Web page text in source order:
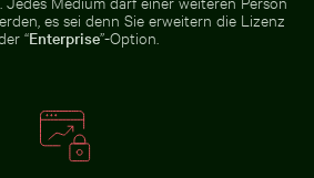
in Knospe einer Seerose zwischen
Seerosenblättern im Teich
den klaren Gewässern von
Nahaufnahme
es sei denn Sie erweitern die Lizenz
“Enterprise”-Option.